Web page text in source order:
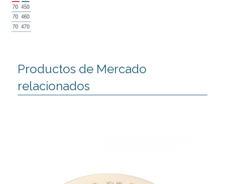
Productos de Mercado
relacionados